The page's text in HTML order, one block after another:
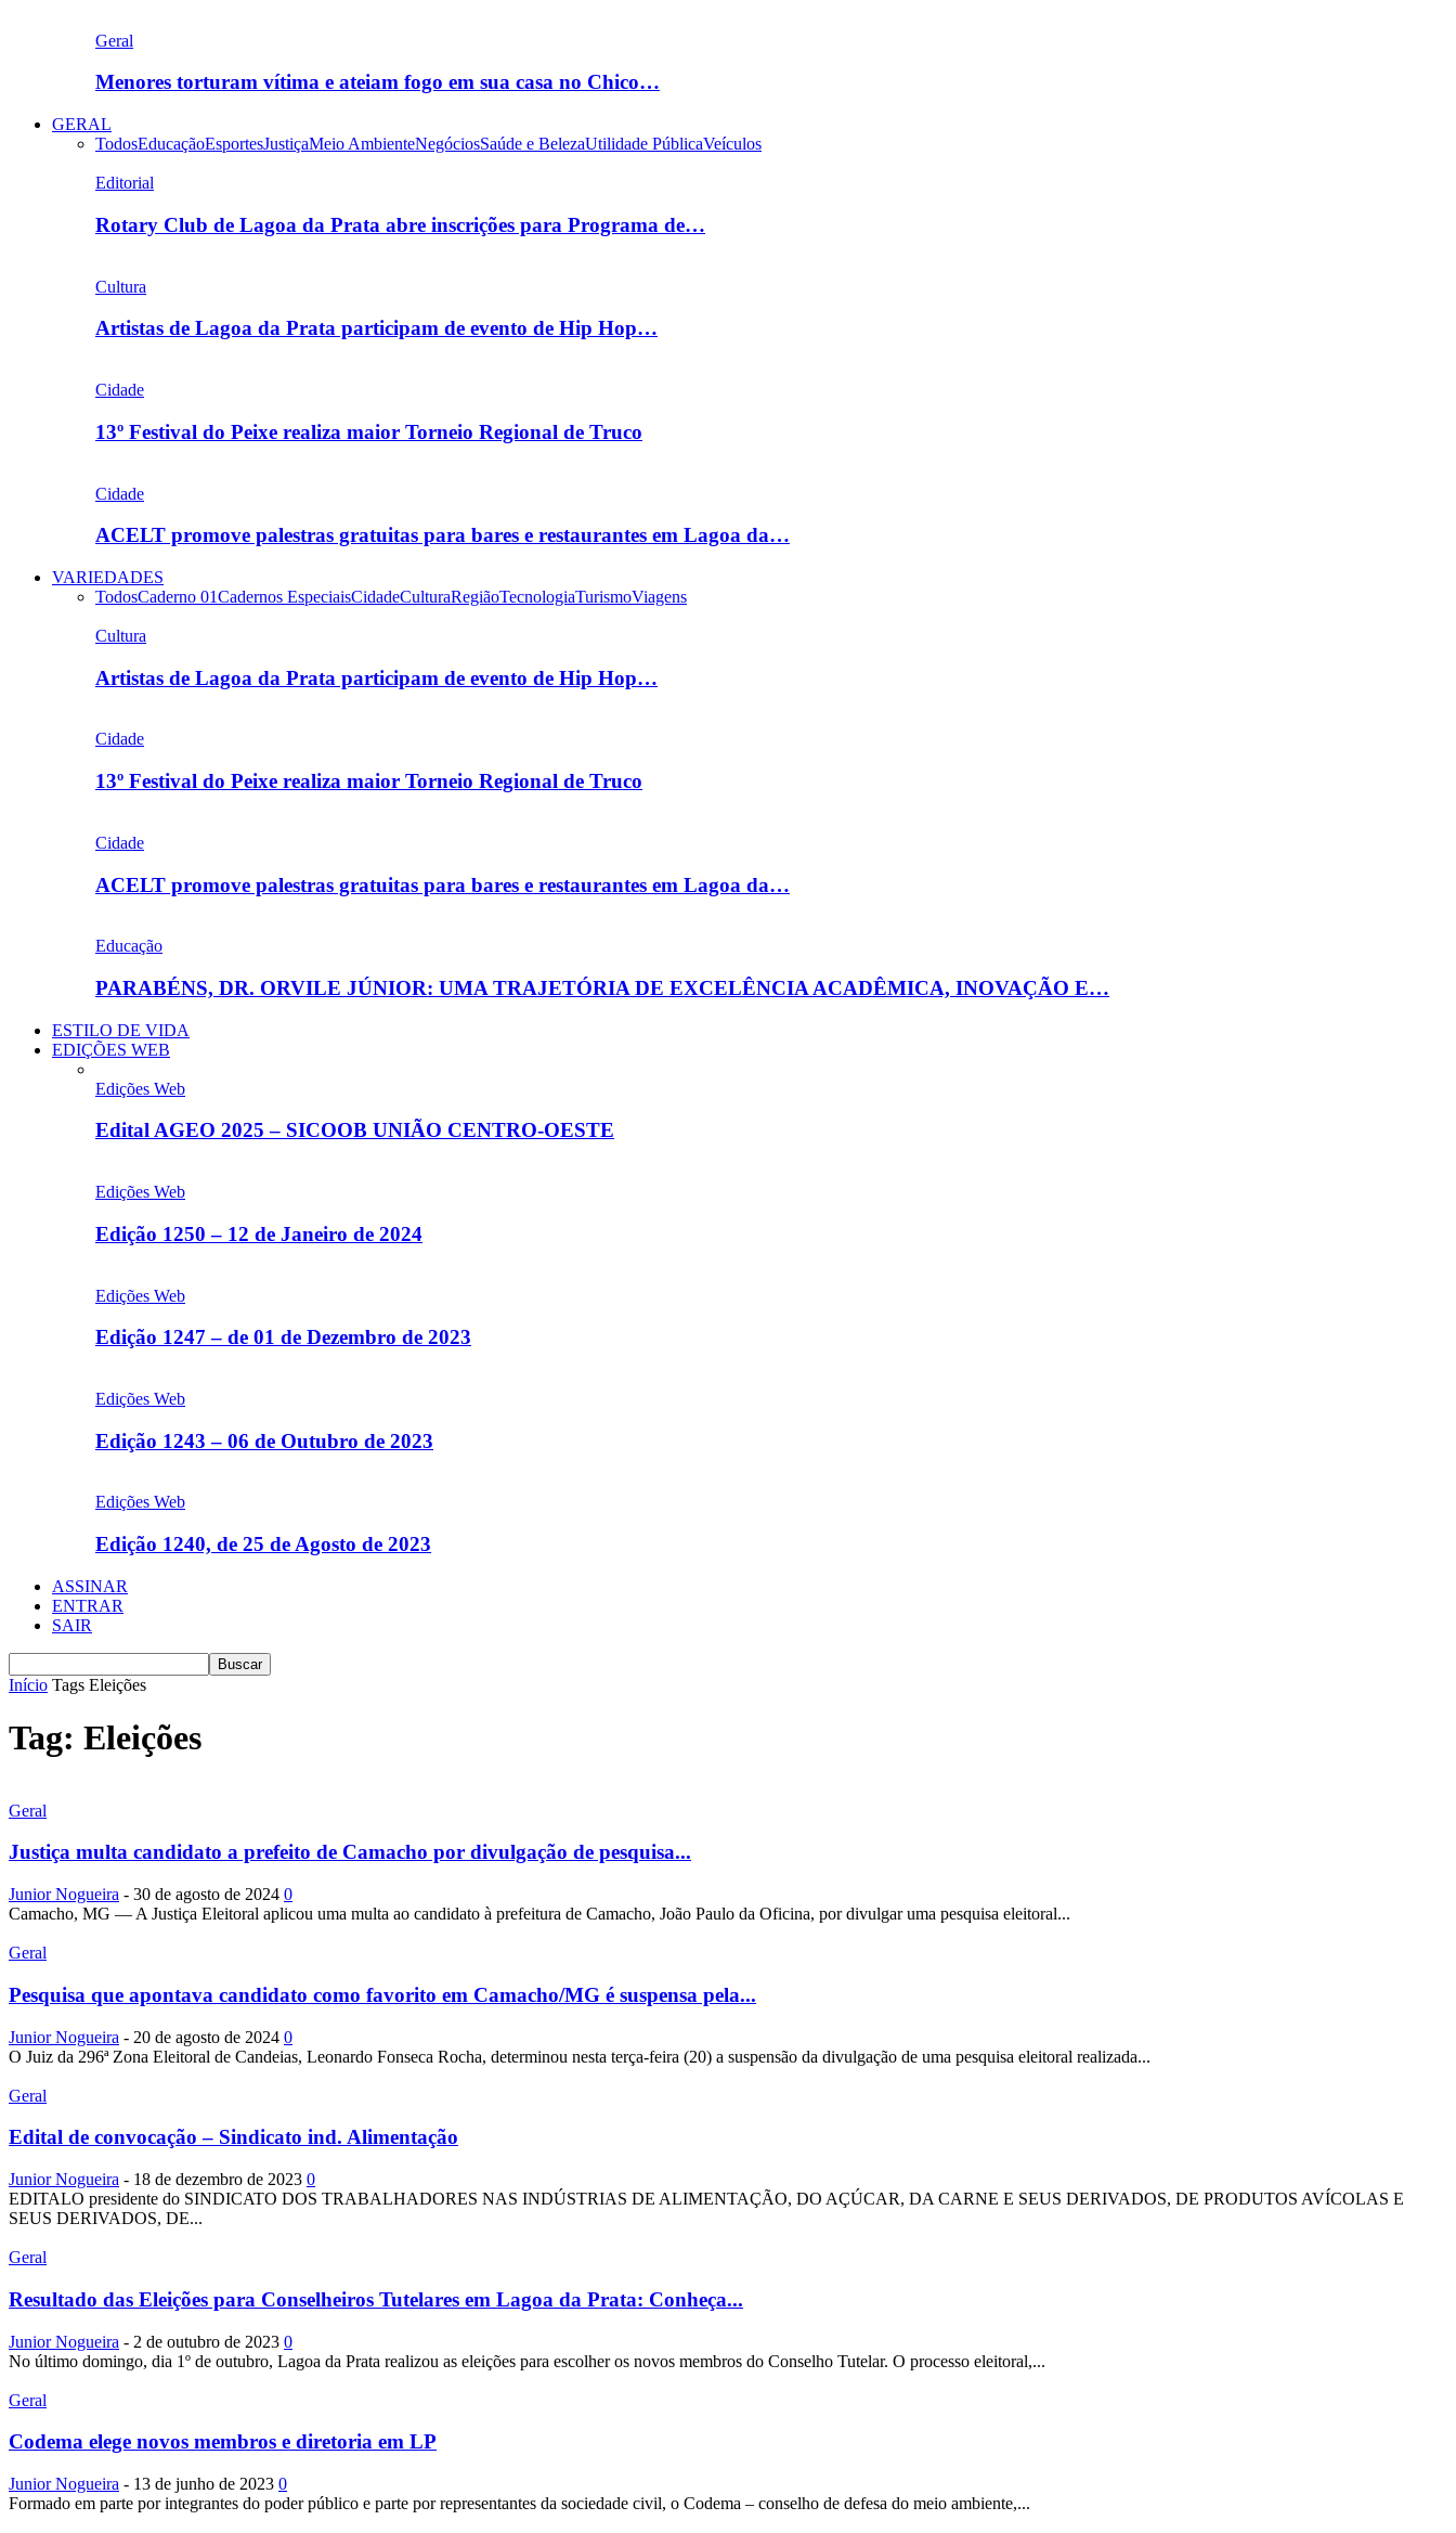
Geral
Menores torturam vítima e ateiam fogo em sua casa no Chico…
GERAL
TodosEducaçãoEsportesJustiçaMeio AmbienteNegóciosSaúde e BelezaUtilidade PúblicaVeículos
Editorial
Rotary Club de Lagoa da Prata abre inscrições para Programa de…
Cultura
Artistas de Lagoa da Prata participam de evento de Hip Hop…
Cidade
13º Festival do Peixe realiza maior Torneio Regional de Truco
Cidade
ACELT promove palestras gratuitas para bares e restaurantes em Lagoa da…
VARIEDADES
TodosCaderno 01Cadernos EspeciaisCidadeCulturaRegiãoTecnologiaTurismoViagens
Cultura
Artistas de Lagoa da Prata participam de evento de Hip Hop…
Cidade
13º Festival do Peixe realiza maior Torneio Regional de Truco
Cidade
ACELT promove palestras gratuitas para bares e restaurantes em Lagoa da…
Educação
PARABÉNS, DR. ORVILE JÚNIOR: UMA TRAJETÓRIA DE EXCELÊNCIA ACADÊMICA, INOVAÇÃO E…
ESTILO DE VIDA
EDIÇÕES WEB
Edições Web
Edital AGEO 2025 – SICOOB UNIÃO CENTRO-OESTE
Edições Web
Edição 1250 – 12 de Janeiro de 2024
Edições Web
Edição 1247 – de 01 de Dezembro de 2023
Edições Web
Edição 1243 – 06 de Outubro de 2023
Edições Web
Edição 1240, de 25 de Agosto de 2023
ASSINAR
ENTRAR
SAIR
Início Tags Eleições
Tag: Eleições
Geral
Justiça multa candidato a prefeito de Camacho por divulgação de pesquisa...
Junior Nogueira - 30 de agosto de 2024 0
Camacho, MG — A Justiça Eleitoral aplicou uma multa ao candidato à prefeitura de Camacho, João Paulo da Oficina, por divulgar uma pesquisa eleitoral...
Geral
Pesquisa que apontava candidato como favorito em Camacho/MG é suspensa pela...
Junior Nogueira - 20 de agosto de 2024 0
O Juiz da 296ª Zona Eleitoral de Candeias, Leonardo Fonseca Rocha, determinou nesta terça-feira (20) a suspensão da divulgação de uma pesquisa eleitoral realizada...
Geral
Edital de convocação – Sindicato ind. Alimentação
Junior Nogueira - 18 de dezembro de 2023 0
EDITALO presidente do SINDICATO DOS TRABALHADORES NAS INDÚSTRIAS DE ALIMENTAÇÃO, DO AÇÚCAR, DA CARNE E SEUS DERIVADOS, DE PRODUTOS AVÍCOLAS E
SEUS DERIVADOS, DE...
Geral
Resultado das Eleições para Conselheiros Tutelares em Lagoa da Prata: Conheça...
Junior Nogueira - 2 de outubro de 2023 0
No último domingo, dia 1º de outubro, Lagoa da Prata realizou as eleições para escolher os novos membros do Conselho Tutelar. O processo eleitoral,...
Geral
Codema elege novos membros e diretoria em LP
Junior Nogueira - 13 de junho de 2023 0
Formado em parte por integrantes do poder público e parte por representantes da sociedade civil, o Codema – conselho de defesa do meio ambiente,...